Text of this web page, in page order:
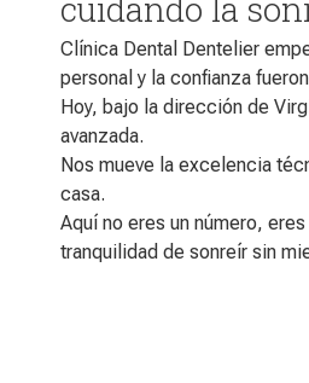
cuidando la
Clínica Dental Dentelier
personal y la confianza
Hoy, bajo la dirección de
avanzada.
Nos mueve la excelencia
casa.
Aquí no eres un número,
tranquilidad de sonreír sin